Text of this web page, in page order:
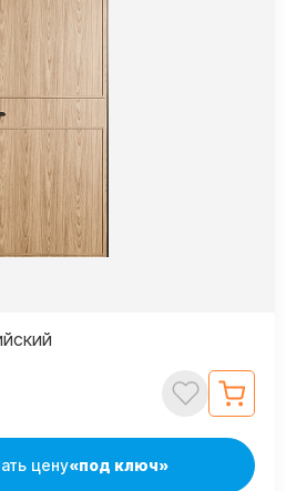
цену«под ключ»